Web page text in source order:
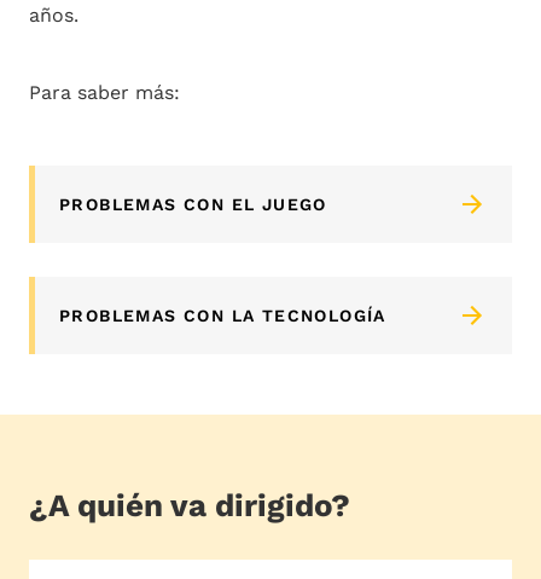
años.
Para saber más:
PROBLEMAS CON EL JUEGO
PROBLEMAS CON LA TECNOLOGÍA
¿A quién va dirigido?